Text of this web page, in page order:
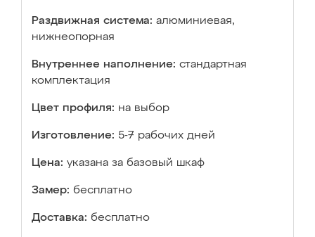
Раздвижная система: алюминиевая,
нижнеопорная
Внутреннее наполнение: стандартная
комплектация
Цвет профиля: на выбор
Изготовление: 5-7 рабочих дней
Цена: указана за базовый шкаф
Замер: бесплатно
Доставка: бесплатно